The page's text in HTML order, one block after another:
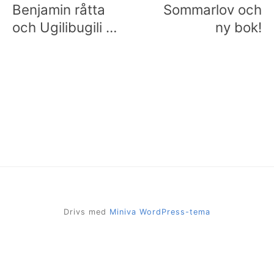
Benjamin råtta
och Ugilibugili …
Sommarlov och
ny bok!
Drivs med Miniva WordPress-tema